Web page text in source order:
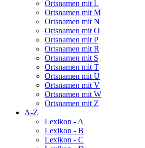
Ortsnamen mit L
Ortsnamen mit M
Ortsnamen mit N
Ortsnamen mit O
Ortsnamen mit P
Ortsnamen mit R
Ortsnamen mit S
Ortsnamen mit T
Ortsnamen mit U
Ortsnamen mit V
Ortsnamen mit W
Ortsnamen mit Z
A-Z
Lexikon - A
Lexikon - B
Lexikon - C